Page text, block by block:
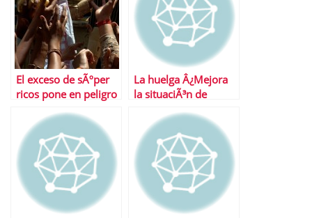
El exceso de sÃºper
ricos pone en peligro
econÃ³mica mundial
La huelga Â¿Mejora
la situaciÃ³n de